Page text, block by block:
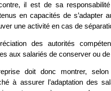
il est de sa
en capacités de s’adapter
une activité en cas de
des autorités
aux salariés de conserver ou
doit donc montrer,
à assurer l’adaptation des